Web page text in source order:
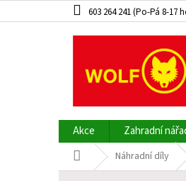
na
603 264 241 (Po-Pá 8-17
Akce Zahradní
Domů Náhradní díly